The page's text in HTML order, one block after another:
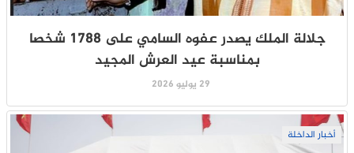
جلالة الملك يصدر عفوه السامي على 1788 شخصا
بمناسبة عيد العرش المجيد
29 يوليو 2026
أخبار الداخلة